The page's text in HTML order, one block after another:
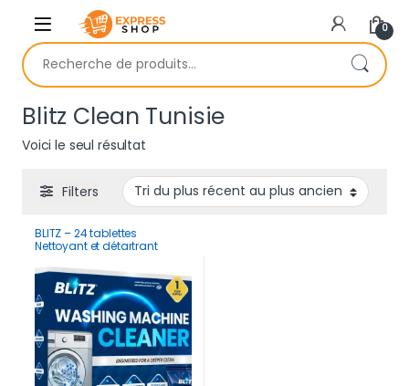
Skip to navigation
Skip to content
0
Recherche pour :
Blitz Clean Tunisie
Voici le seul résultat
Filters
BLITZ – 24 tablettes
Nettoyant et détartrant
Complet pour 12 Mois